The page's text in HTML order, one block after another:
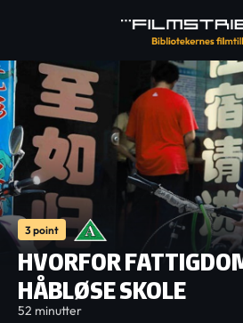
3 point
HVORFOR
HÅBLØSE SKOLE
52 minutter